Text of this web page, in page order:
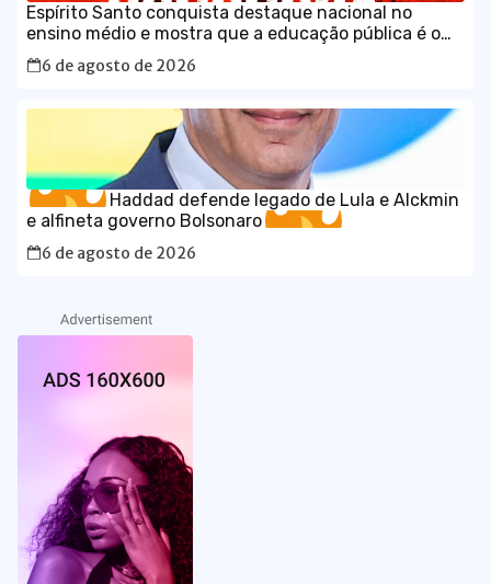
Espírito Santo conquista destaque nacional no
ensino médio e mostra que a educação pública é o
caminho para o desenvolvimento do Brasil
6 de agosto de 2026
Haddad defende legado de Lula e Alckmin
e alfineta governo Bolsonaro
6 de agosto de 2026